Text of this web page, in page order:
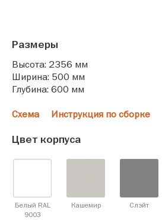
Размеры
Высота: 2356 мм
Ширина: 500 мм
Глубина: 600 мм
Схема Инструкция по сборке
Цвет корпуса
Белый RAL
9003
Кашемир Слэйт